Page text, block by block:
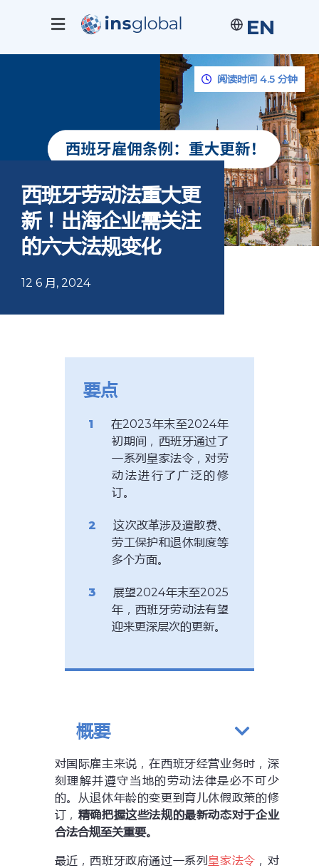
EN
阅读时间 4.5 分钟
西班牙劳动法重大更
新！出海企业需关注
的六大法规变化
12 6 月, 2024
要点
在2023年末至2024年
初期间，西班牙通过了
一系列皇家法令，对劳
动法进行了广泛的修
订。
这次改革涉及遣散费、
劳工保护和退休制度等
多个方面。
展望2024年末至2025
年，西班牙劳动法有望
迎来更深层次的更新。
概要
对国际雇主来说，在西班牙经营业务时，深
刻理解并遵守当地的劳动法律是必不可少
的。从退休年龄的变更到育儿休假政策的修
订， 精确把握这些法规的最新动态对于企业
合法合规至关重要。
最近，西班牙政府通过一系列皇家法令 ，对